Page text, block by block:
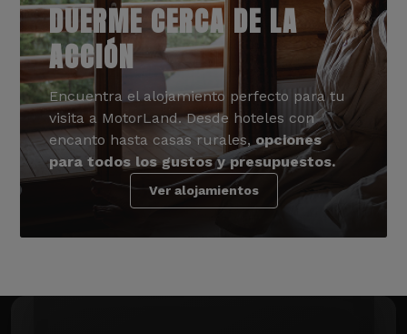
DUERME CERCA DE LA
ACCIÓN
Encuentra el alojamiento perfecto para tu
visita a MotorLand. Desde hoteles con
encanto hasta casas rurales, opciones
para todos los gustos y presupuestos.
Ver alojamientos